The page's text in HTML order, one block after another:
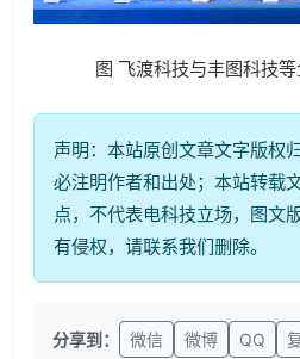
图 飞渡科技与丰图科技
声明：本站原创文章文字版权
必注明作者和出处；本站转载
点，不代表电科技立场，图文
有侵权，请联系我们删除。
分享到： 微信 微博 QQ